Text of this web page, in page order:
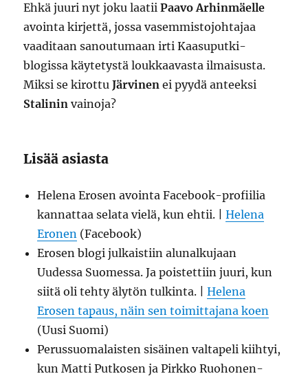
Ehkä juuri nyt joku laatiiPaavo Arhinmäelle
avointa kirjettä, jossa vasemmistojohtajaa
vaaditaan sanoutumaan irti Kaasuputki-
blogissa käytetystä loukkaavasta ilmaisusta.
Miksi se kirottuJärvinen ei pyydä anteeksi
Stalinin vainoja?
Lisää asiasta
Helena Erosen avointa Facebook-profiilia
kannattaa selata vielä, kun ehtii. |Helena
Eronen (Facebook)
Erosen blogi julkaistiin alunalkujaan
Uudessa Suomessa. Ja poistettiin juuri, kun
siitä oli tehty älytön tulkinta. |Helena
Erosen tapaus, näin sen toimittajana koen
(Uusi Suomi)
Perussuomalaisten sisäinen valtapeli kiihtyi,
kun Matti Putkosen ja Pirkko Ruohonen-